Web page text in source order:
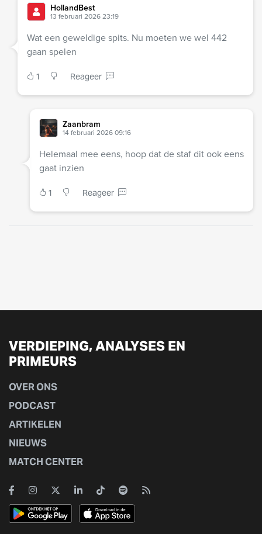
HollandBest
13 februari 2026 23:19
Wat een geweldige spits. Nu moeten we wel 442
gaan spelen
1 Reageer
Zaanbram
14 februari 2026 09:16
Helemaal mee eens, hoop dat de staf dit ook eens
gaat inzien
1 Reageer
VERDIEPING, ANALYSES EN
PRIMEURS
OVER ONS
PODCAST
ARTIKELEN
NIEUWS
MATCH CENTER